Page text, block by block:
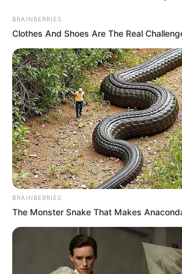
COMPARTIR
UNIRSE AL CANAL DE
Recientemente,fue entregado el
Gobernaciónde Bolívar frente al
“Justo Bolívar”, en el que indicaron
habitantes se beneficiaronde estas
justicia, que fueron llevadas a la
servicios de asesoría legal para
acceso a la justicia.
Los miles de habitantes que
adelantadas, pudieron acceder a
Registraduría Nacional y
BRAINBERRIES
Clothes And Shoes Are The Real
BRAINBERRIES
The Monster Snake That Makes